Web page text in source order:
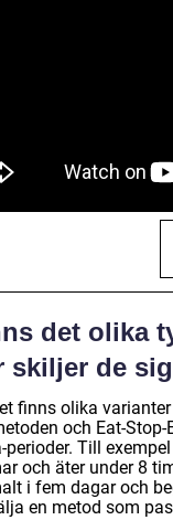
det olika
skiljer de
finns olika
och Eat-
perioder. Till
och äter under 8
i fem dagar och
en metod som